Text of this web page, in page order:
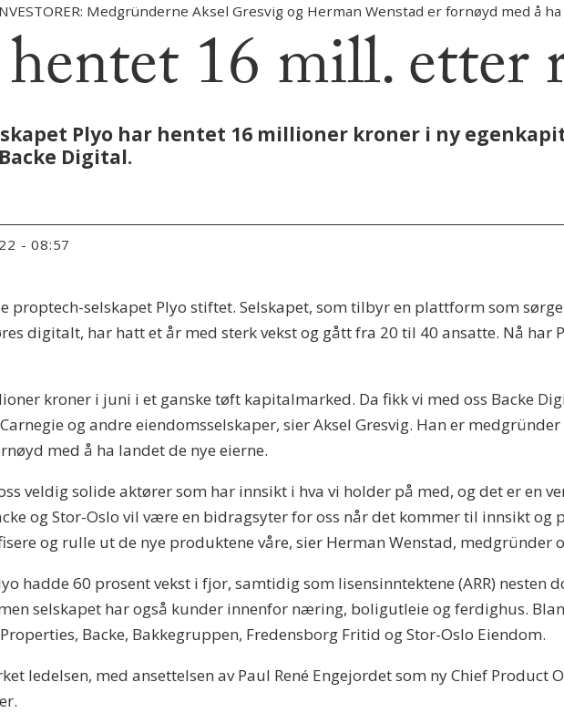
Medgründerne Aksel Gresvig og Herman Wenstad er fornøyd med
16 mill. etter
Plyo har hentet 16 millioner kroner i ny
Digital.
- 08:57
proptech-selskapet Plyo stiftet. Selskapet, som tilbyr en plattform som
digitalt, har hatt et år med sterk vekst og gått fra 20 til 40 ansatte. Nå har
kroner i juni i et ganske tøft kapitalmarked. Da fikk vi med oss Backe
og andre eiendomsselskaper, sier Aksel Gresvig. Han er
med å ha landet de nye eierne.
veldig solide aktører som har innsikt i hva vi holder på med, og det er en
og Stor-Oslo vil være en bidragsyter for oss når det kommer til innsikt
og rulle ut de nye produktene våre, sier Herman Wenstad, medgründer
hadde 60 prosent vekst i fjor, samtidig som lisensinntektene (ARR) nesten
selskapet har også kunder innenfor næring, boligutleie og ferdighus.
Backe, Bakkegruppen, Fredensborg Fritid og Stor-Oslo Eiendom.
ledelsen, med ansettelsen av Paul René Engejordet som ny Chief Product